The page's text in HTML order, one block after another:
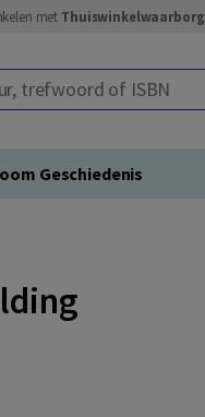
met Thuiswinkelwaarborg
of ISBN
Geschiedenis